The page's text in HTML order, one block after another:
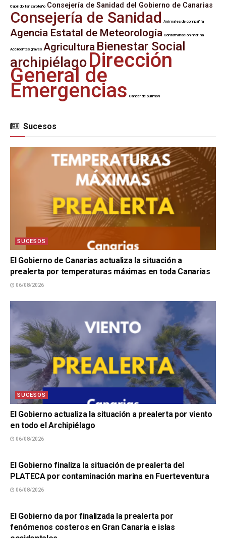
Cabildo lanzaroteño Consejería de Sanidad del Gobierno de Canarias
Consejería de Sanidad Animales de compañía
Agencia Estatal de Meteorología Contaminación marina
Accidentes graves Agricultura Bienestar Social
archipiélagoDirección
General de
Emergencias Cáncer de pulmón
Sucesos
SUCESOS
El Gobierno de Canarias actualiza la situación a
prealerta por temperaturas máximas en toda Canarias
06/08/2026
SUCESOS
El Gobierno actualiza la situación a prealerta por viento
en todo el Archipiélago
06/08/2026
El Gobierno finaliza la situación de prealerta del
PLATECA por contaminación marina en Fuerteventura
06/08/2026
El Gobierno da por finalizada la prealerta por
fenómenos costeros en Gran Canaria e islas